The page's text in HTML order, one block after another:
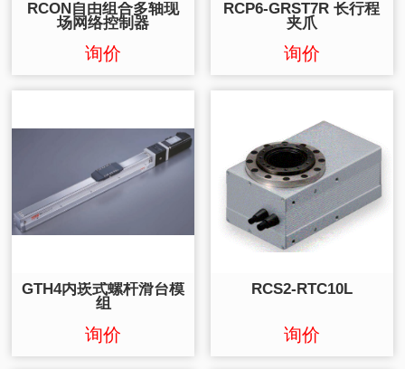
RCON自由组合多轴现
场网络控制器
询价
RCP6-GRST7R 长行程
夹爪
询价
GTH4内崁式螺杆滑台模
组
询价
RCS2-RTC10L
询价